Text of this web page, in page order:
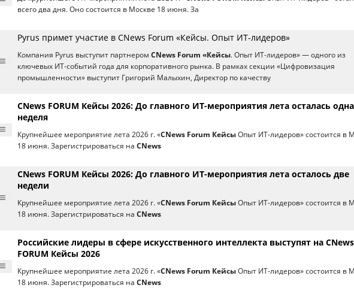
всего два дня. Оно состоится в Москве 18 июня. За
Pyrus примет участие в CNews Forum «Кейсы. Опыт ИТ-лидеров»
Компания Pyrus выступит партнером CNews Forum «Кейсы. Опыт ИТ-лидеров» — одного из
ключевых ИТ-событий года для корпоративного рынка. В рамках секции «Цифровизация
промышленности» выступит Григорий Малыхин, Директор по качеству
CNews FORUM Кейсы 2026: До главного ИТ-мероприятия лета осталась одна
неделя
Крупнейшее мероприятие лета 2026 г. «CNews Forum Кейсы Опыт ИТ-лидеров» состоится в
18 июня. Зарегистрироваться на CNews
CNews FORUM Кейсы 2026: До главного ИТ-мероприятия лета осталось две
недели
Крупнейшее мероприятие лета 2026 г. «CNews Forum Кейсы Опыт ИТ-лидеров» состоится в
18 июня. Зарегистрироваться на CNews
Российские лидеры в сфере искусственного интеллекта выступят на CNews
FORUM Кейсы 2026
Крупнейшее мероприятие лета 2026 г. «CNews Forum Кейсы Опыт ИТ-лидеров» состоится в
18 июня. Зарегистрироваться на CNews